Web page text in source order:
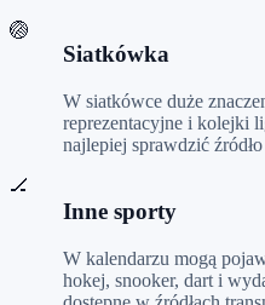
🏐
Siatkówka
W siatkówce duże
reprezentacyjne i kolejki
najlepiej sprawdzić
🏒
Inne sporty
W kalendarzu mogą
hokej, snooker, dart i